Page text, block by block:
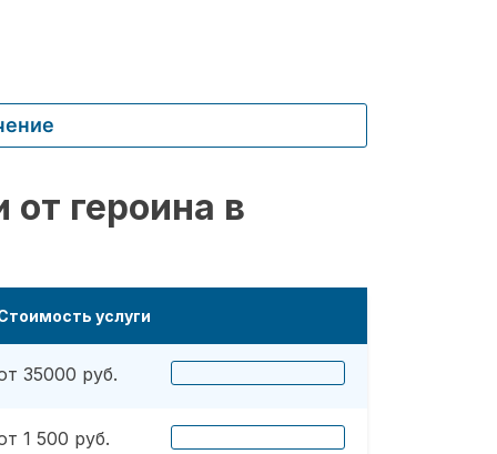
героина в
услуги
35000 руб.
1 500 руб.